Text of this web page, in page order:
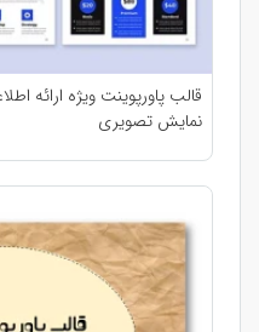
قالب پاورپوینت ویژه ارائه
نمایش تصویری